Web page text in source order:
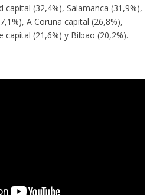
capital (32,4%), Salamanca (31,9%),
A Coruña capital (26,8%),
capital (21,6%) y Bilbao (20,2%).